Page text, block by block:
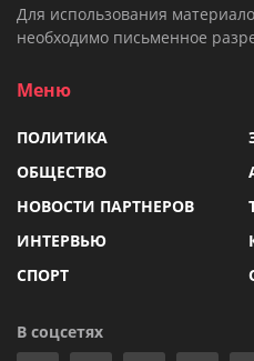
Для использования
необходимо письменное
Меню
ПОЛИТИКА
ОБЩЕСТВО
НОВОСТИ ПАРТНЕРОВ
ИНТЕРВЬЮ
СПОРТ
В соцсетях